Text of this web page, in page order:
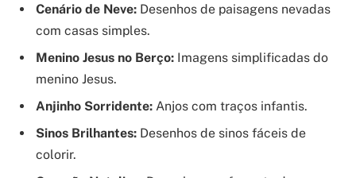
Cenário de Neve: Desenhos de paisagens nevadas
com casas simples.
Menino Jesus no Berço: Imagens simplificadas do
menino Jesus.
Anjinho Sorridente: Anjos com traços infantis.
Sinos Brilhantes: Desenhos de sinos fáceis de
colorir.